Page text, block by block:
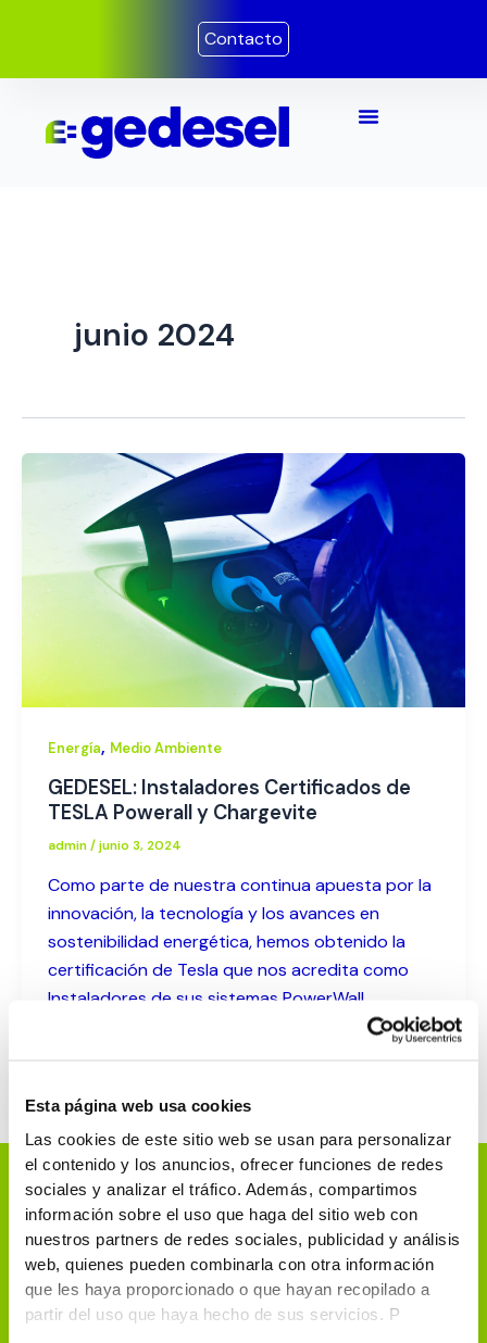
Esta página web usa cookies
Las cookies de este sitio web se usan para personalizar
el contenido y los anuncios, ofrecer funciones de redes
sociales y analizar el tráfico. Además, compartimos
información sobre el uso que haga del sitio web con
nuestros partners de redes sociales, publicidad y análisis
web, quienes pueden combinarla con otra información
que les haya proporcionado o que hayan recopilado a
partir del uso que haya hecho de sus servicios. P
Contacto
junio 2024
Energía, Medio Ambiente
GEDESEL: Instaladores Certificados de
TESLA Powerall y Chargevite
admin/junio 3, 2024
Como parte de nuestra continua apuesta por la
innovación, la tecnología y los avances en
sostenibilidad energética, hemos obtenido la
certificación de Tesla que nos acredita como
Instaladores de sus sistemas PowerWall.